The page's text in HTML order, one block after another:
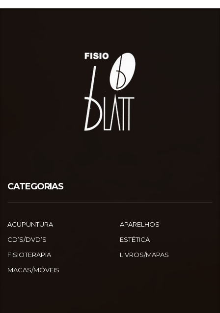
CATEGORIAS
ACUPUNTURA
APARELHOS
CD’S/DVD’S
ESTÉTICA
FISIOTERAPIA
LIVROS/MAPAS
MACAS/MÓVEIS